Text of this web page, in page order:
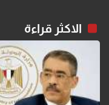
الاكثر قراءة